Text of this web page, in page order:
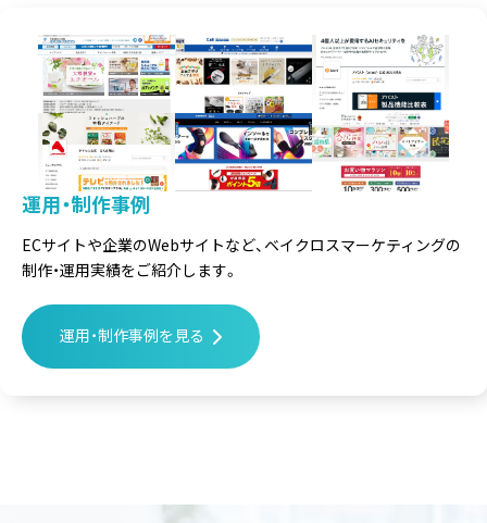
運用・制作事例
ECサイトや企業のWebサイトなど、 ベイクロスマーケティングの
制作・運用実績をご紹介します。
運用・制作事例を見る